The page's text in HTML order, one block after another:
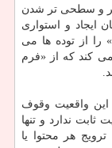
تر و سطحی تر شدن
ایجاد و استواری
را از توده ها می
كند كه از «فرم
واقعیت وقوف
ثابت ندارد و تنها
هر محتوا یا